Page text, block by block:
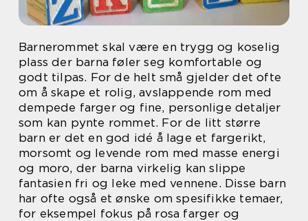
Barnerommet skal være en trygg og koselig
plass der barna føler seg komfortable og
godt tilpas. For de helt små gjelder det ofte
om å skape et rolig, avslappende rom med
dempede farger og fine, personlige detaljer
som kan pynte rommet. For de litt større
barn er det en god idé å lage et fargerikt,
morsomt og levende rom med masse energi
og moro, der barna virkelig kan slippe
fantasien fri og leke med vennene. Disse barn
har ofte også et ønske om spesifikke temaer,
for eksempel fokus på rosa farger og